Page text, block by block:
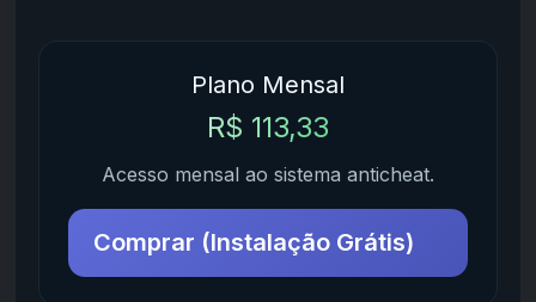
Plano Mensal
R$ 113,33
Acesso mensal ao sistema anticheat.
Comprar (Instalação Grátis)